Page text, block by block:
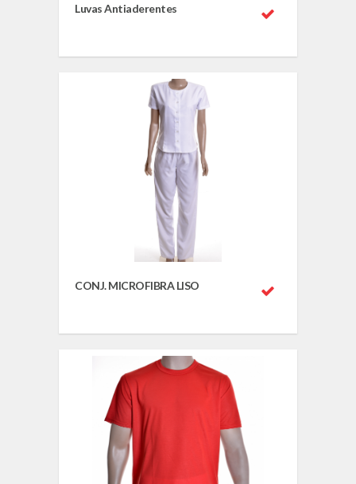
Luvas Antiaderentes
CONJ. MICROFIBRA LISO